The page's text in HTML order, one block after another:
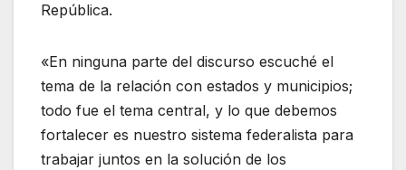
República.
«En ninguna parte del discurso escuché el
tema de la relación con estados y municipios;
todo fue el tema central, y lo que debemos
fortalecer es nuestro sistema federalista para
trabajar juntos en la solución de los